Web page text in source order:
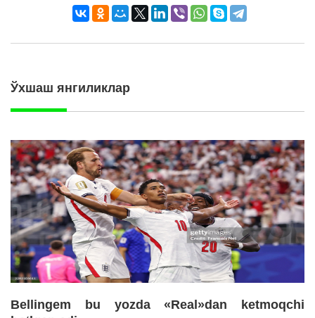
Ўхшаш янгиликлар
Bellingem bu yozda «Real»dan ketmoqchi